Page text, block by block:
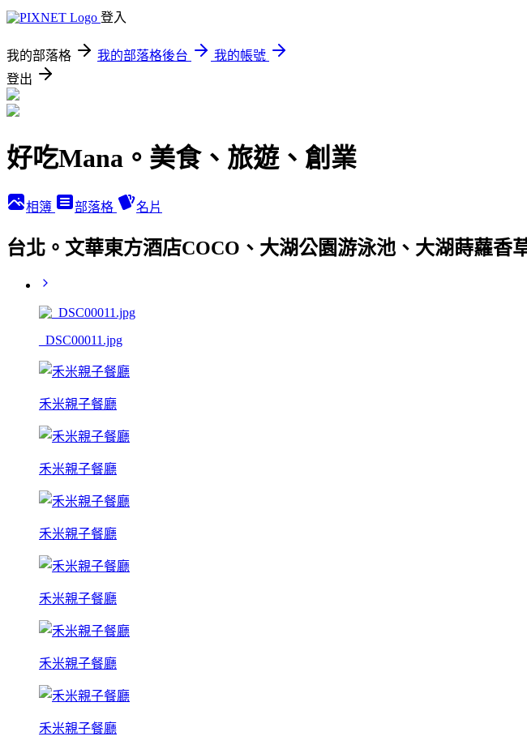
登入
我的部落格 我的部落格後台
我的帳號
登出
好吃Mana。美食、旅遊、創業
相簿 部落格 名片
台北。文華東方酒店COCO、大湖公園游泳池、大湖蒔蘿香
_DSC00011.jpg
禾米親子餐廳
禾米親子餐廳
禾米親子餐廳
禾米親子餐廳
禾米親子餐廳
禾米親子餐廳